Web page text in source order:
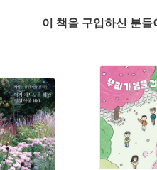
이 책을 구입하신 분